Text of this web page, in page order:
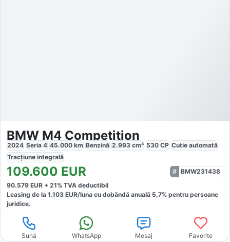
BMW M4 Competition
2024 Seria 4 45.000 km Benzină 2.993 cm³ 530 CP Cutie automată
Tracțiune integrală
109.600 EUR
BMW231438
90.579 EUR + 21% TVA deductibil
Leasing de la 1.103 EUR/luna cu dobăndă anuală 5,7% pentru persoane
juridice.
Sună WhatsApp Mesaj Favorite